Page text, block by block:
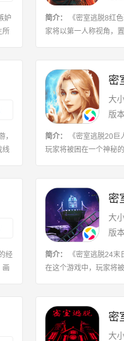
妒
所
简介：
《密室逃脱8红
家将以第一人称视角，
，
线
密
大
版
简介：
《密室逃脱20巨
玩家将被困在一个神秘
经
画
密
大
版
简介：
《密室逃脱24末
在这个游戏中，玩家将
密
大